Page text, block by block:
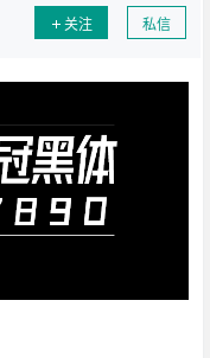
关注 私信